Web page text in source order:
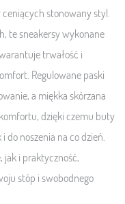
stonowany styl.
te sneakersy wykonane
trwałość i
Regulowane paski
a miękka skórzana
dzięki czemu buty
do noszenia na co dzień.
jak i praktyczność,
stóp i swobodnego